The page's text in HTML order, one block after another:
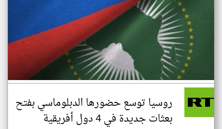
روسيا توسع حضورها الدبلوماسي بفتح
بعثات جديدة في 4 دول أفريقية